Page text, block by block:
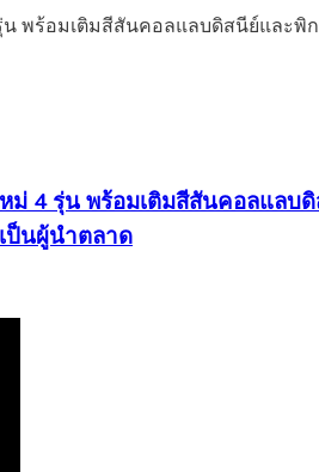
4 รุ่น พร้อมเติมสีสันคอลแลบ
ป็นผู้นำตลาด